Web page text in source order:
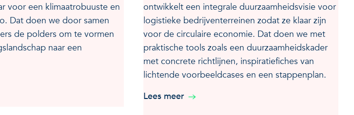
voor een klimaatrobuuste en
Dat doen we door samen
de polders om te vormen
naar een
ontwikkelt een integrale duurzaamheidsvisie voor
logistieke bedrijventerreinen zodat ze klaar zijn
voor de circulaire economie. Dat doen we met
praktische tools zoals een duurzaamheidskader
met concrete richtlijnen, inspiratiefiches van
lichtende voorbeeldcases en een stappenplan.
Lees meer